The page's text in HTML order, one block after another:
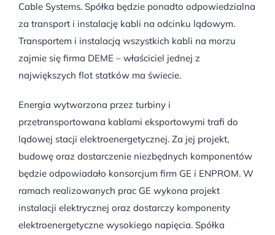
Cable Systems. Spółka będzie ponadto odpowiedzialna
za transport i instalację kabli na odcinku lądowym.
Transportem i instalacją wszystkich kabli na morzu
zajmie się firma DEME – właściciel jednej z
największych flot statków ma świecie.
Energia wytworzona przez turbiny i
przetransportowana kablami eksportowymi trafi do
lądowej stacji elektroenergetycznej. Za jej projekt,
budowę oraz dostarczenie niezbędnych komponentów
będzie odpowiadało konsorcjum firm GE i ENPROM. W
ramach realizowanych prac GE wykona projekt
instalacji elektrycznej oraz dostarczy komponenty
elektroenergetyczne wysokiego napięcia. Spółka